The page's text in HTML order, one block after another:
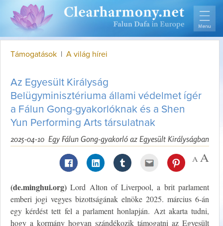
Támogatások A világ hírei
Az Egyesült Királyság
Belügyminisztériuma állami védelmet ígér
a Fálun Gong-gyakorlóknak és a Shen
Yun Performing Arts társulatnak
Egy Fálun Gong-gyakorló az Egyesült Királyságban
2025-04-10
(de.minghui.org) Lord Alton of Liverpool, a brit parlament
emberi jogi vegyes bizottságának elnöke 2025. március 6-án
egy kérdést tett fel a parlament honlapján. Azt akarta tudni,
hogy a kormány hogyan szándékozik támogatni az Egyesült